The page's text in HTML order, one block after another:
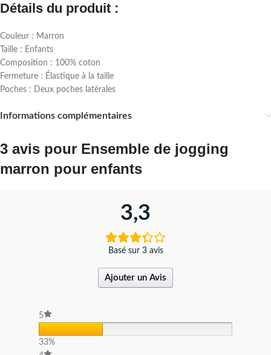
Détails du produit :
Couleur : Marron
Taille : Enfants
Composition : 100% coton
Fermeture : Élastique à la taille
Poches : Deux poches latérales
Informations complémentaires
3 avis pour Ensemble de jogging
marron pour enfants
3,3
Basé sur 3 avis
Ajouter un Avis
5
33%